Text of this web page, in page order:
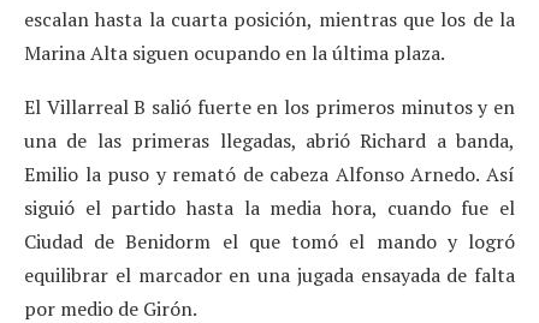
escalan hasta la cuarta posición, mientras que los de la
Marina Alta siguen ocupando en la última plaza.
El Villarreal B salió fuerte en los primeros minutos y en
una de las primeras llegadas, abrió Richard a banda,
Emilio la puso y remató de cabeza Alfonso Arnedo. Así
siguió el partido hasta la media hora, cuando fue el
Ciudad de Benidorm el que tomó el mando y logró
equilibrar el marcador en una jugada ensayada de falta
por medio de Girón.